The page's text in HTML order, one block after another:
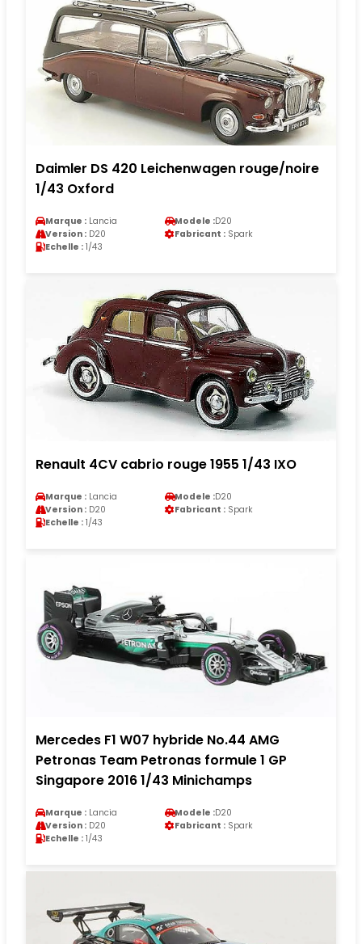
Daimler DS 420 Leichenwagen rouge/noire
1/43 Oxford
Marque : Lancia Modele :D20
Version : D20 Fabricant : Spark
Echelle : 1/43
Renault 4CV cabrio rouge 1955 1/43 IXO
Marque : Lancia Modele :D20
Version : D20 Fabricant : Spark
Echelle : 1/43
Mercedes F1 W07 hybride No.44 AMG
Petronas Team Petronas formule 1 GP
Singapore 2016 1/43 Minichamps
Marque : Lancia Modele :D20
Version : D20 Fabricant : Spark
Echelle : 1/43